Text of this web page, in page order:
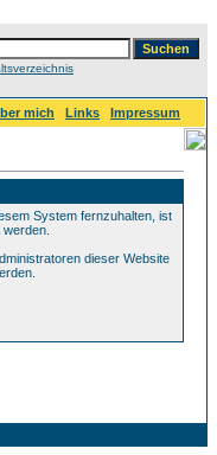
mich Links
Impressum
System fernzuhalten, ist
dieser Website